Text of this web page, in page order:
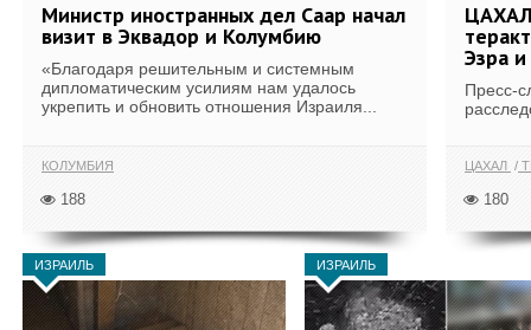
Министр иностранных дел Саар начал
визит в Эквадор и Колумбию
«Благодаря решительным и системным
дипломатическим усилиям нам удалось
укрепить и обновить отношения Израиля...
КОЛУМБИЯ
188
ЦАХАЛ
Эзра
Пресс-
ЦАХАЛ
180
ИЗРАИЛЬ ИЗРАИЛЬ